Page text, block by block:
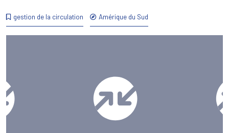
gestion de la circulation Amérique du Sud